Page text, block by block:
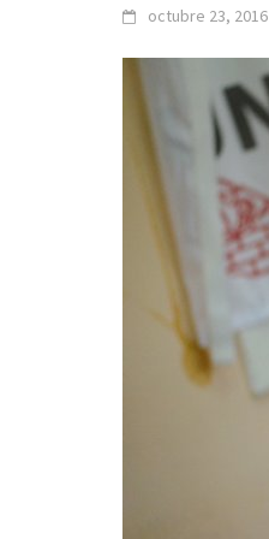
octubre 23, 2016